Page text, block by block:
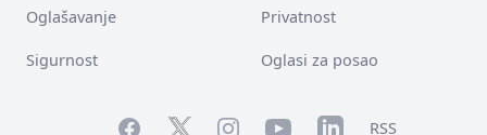
Oglašavanje Privatnost
Sigurnost Oglasi za posao
FacebookTwitterInstagramYouTubeLinkedInRSS